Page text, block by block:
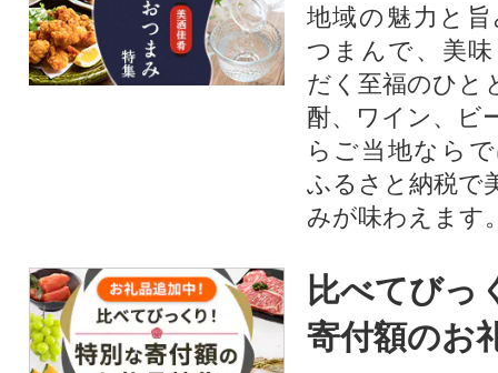
地域の魅力と
つまんで、美
だく至福のひと
酎、ワイン、ビ
らご当地なら
ふるさと納税で
みが味わえます
比べてびっ
寄付額のお